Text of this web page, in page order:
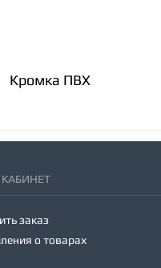
Кромка ПВХ
заказ
о товарах